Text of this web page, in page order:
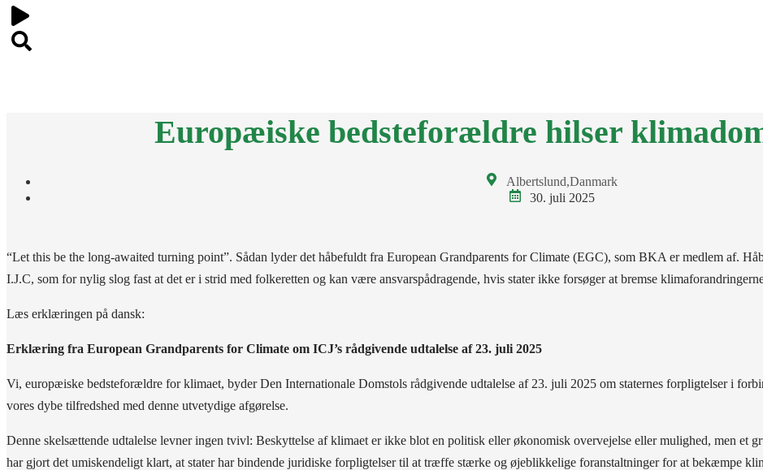
Europæiske bedsteforældre hilser
Albertslund,Danmark
30. juli 2025
“Let this be the long-awaited turning point”. Sådan lyder det håbefuldt fra European Grandparents for Climate (EGC), som BKA er medlem af.
I.J.C, som for nylig slog fast at det er i strid med folkeretten og kan være ansvarspådragende, hvis stater ikke forsøger at bremse
Læs erklæringen på dansk:
Erklæring fra European Grandparents for Climate om ICJ’s rådgivende udtalelse af 23. juli 2025
Vi, europæiske bedsteforældre for klimaet, byder Den Internationale Domstols rådgivende udtalelse af 23. juli 2025 om staternes forpligtelser i
vores dybe tilfredshed med denne utvetydige afgørelse.
Denne skelsættende udtalelse levner ingen tvivl: Beskyttelse af klimaet er ikke blot en politisk eller økonomisk overvejelse eller mulighed, men et
har gjort det umiskendeligt klart, at stater har bindende juridiske forpligtelser til at træffe stærke og øjeblikkelige foranstaltninger for at bekæmpe